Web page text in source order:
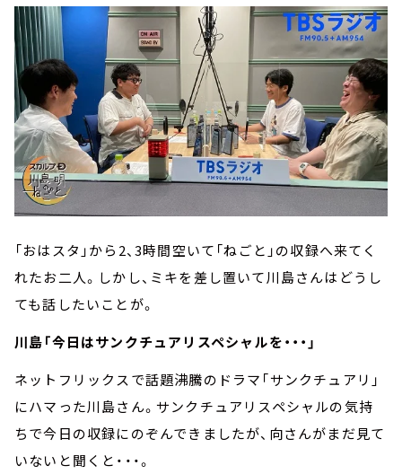
「おはスタ」から2、3時間空いて「ねごと」の収録へ来てく
れたお二人。しかし、ミキを差し置いて川島さんはどうし
ても話したいことが。
川島「今日はサンクチュアリスペシャルを・・・」
ネットフリックスで話題沸騰のドラマ「サンクチュアリ」
にハマった川島さん。サンクチュアリスペシャルの気持
ちで今日の収録にのぞんできましたが、向さんがまだ見て
いないと聞くと・・・。